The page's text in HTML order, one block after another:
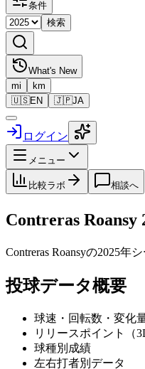
条件
検索
What's New
mi
km
🇺🇸EN 🇯🇵JA
ログイン
メニュー
比較ラボ 相談へ
Contreras Roansy
Contreras Roansyの2025年シ
投球データ概要
球速・回転数・変化
リリースポイント（
球種別成績
左右打者別データ